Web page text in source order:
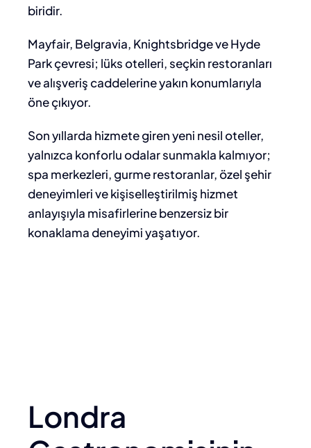
biridir.
Mayfair, Belgravia, Knightsbridge ve Hyde
Park çevresi; lüks otelleri, seçkin restoranları
ve alışveriş caddelerine yakın konumlarıyla
öne çıkıyor.
Son yıllarda hizmete giren yeni nesil oteller,
yalnızca konforlu odalar sunmakla kalmıyor;
spa merkezleri, gurme restoranlar, özel şehir
deneyimleri ve kişiselleştirilmiş hizmet
anlayışıyla misafirlerine benzersiz bir
konaklama deneyimi yaşatıyor.
Londra